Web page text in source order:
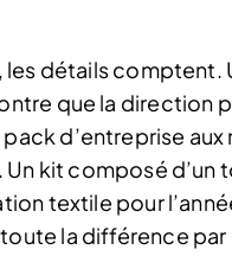
les détails comptent.
que la direction
d’entreprise
Un kit composé
textile pour
la différence